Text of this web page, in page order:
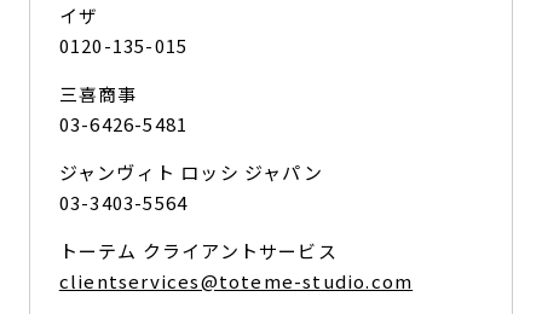
イザ
0120-135-015
三喜商事
03-6426-5481
ジャンヴィト ロッシ ジャパン
03-3403-5564
トーテム クライアントサービス
clientservices@toteme-studio.com